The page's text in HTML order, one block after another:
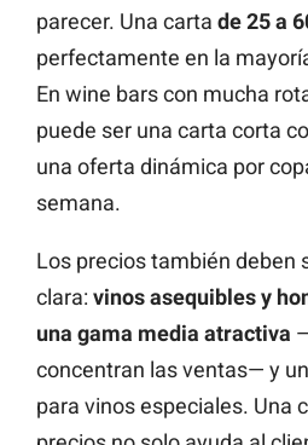
parecer. Una carta de 25 a
perfectamente en la
En wine bars con mucha
puede ser una carta corta
una oferta dinámica por
semana.
Los precios también deben
clara: vinos asequibles y
una gama media atractiva
concentran las ventas— y
para vinos especiales. Una